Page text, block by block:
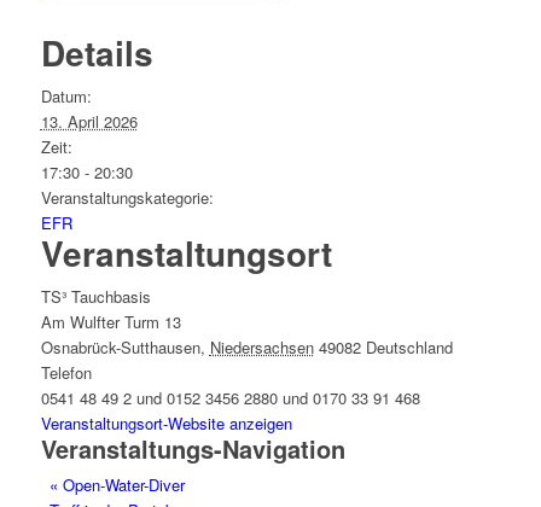
Details
Datum:
13. April 2026
Zeit:
17:30 - 20:30
Veranstaltungskategorie:
EFR
Veranstaltungsort
TS³ Tauchbasis
Am Wulfter Turm 13
Osnabrück-Sutthausen, Niedersachsen 49082 Deutschland
Telefon
0541 48 49 2 und 0152 3456 2880 und 0170 33 91 468
Veranstaltungsort-Website anzeigen
Veranstaltungs-Navigation
« Open-Water-Diver